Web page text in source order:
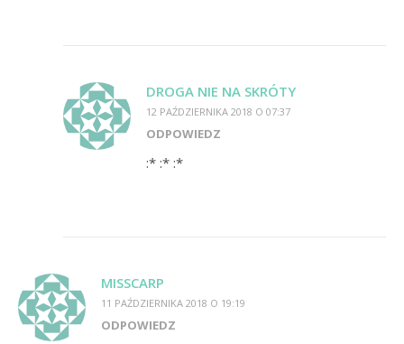
DROGA NIE NA SKRÓTY
12 PAŹDZIERNIKA 2018 O 07:37
ODPOWIEDZ
:* :* :*
MISSCARP
11 PAŹDZIERNIKA 2018 O 19:19
ODPOWIEDZ